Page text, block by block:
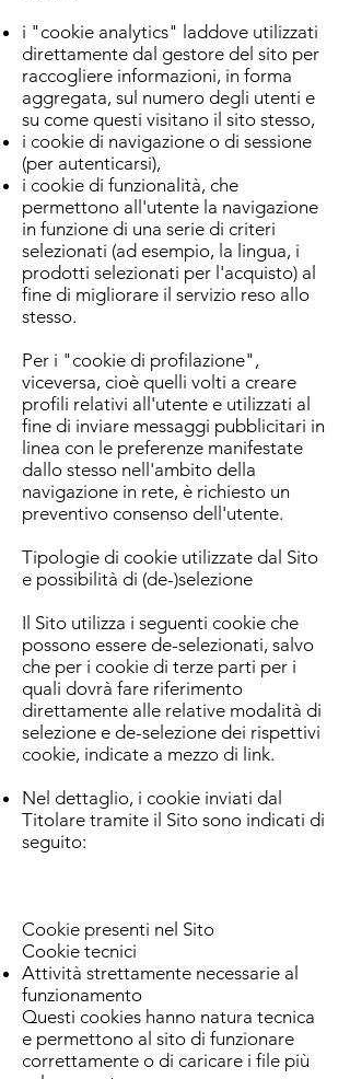
i "cookie analytics" laddove utilizzati
direttamente dal gestore del sito per
raccogliere informazioni, in forma
aggregata, sul numero degli utenti e
su come questi visitano il sito stesso,
i cookie di navigazione o di sessione
(per autenticarsi),
i cookie di funzionalità, che
permettono all'utente la navigazione
in funzione di una serie di criteri
selezionati (ad esempio, la lingua, i
prodotti selezionati per l'acquisto) al
fine di migliorare il servizio reso allo
stesso.
Per i "cookie di profilazione",
viceversa, cioè quelli volti a creare
profili relativi all'utente e utilizzati al
fine di inviare messaggi pubblicitari in
linea con le preferenze manifestate
dallo stesso nell'ambito della
navigazione in rete, è richiesto un
preventivo consenso dell'utente.
Tipologie di cookie utilizzate dal Sito
e possibilità di (de-)selezione
Il Sito utilizza i seguenti cookie che
possono essere de-selezionati, salvo
che per i cookie di terze parti per i
quali dovrà fare riferimento
direttamente alle relative modalità di
selezione e de-selezione dei rispettivi
cookie, indicate a mezzo di link.
Nel dettaglio, i cookie inviati dal
Titolare tramite il Sito sono indicati di
seguito:
Cookie presenti nel Sito
Cookie tecnici
Attività strettamente necessarie al
funzionamento
Questi cookies hanno natura tecnica
e permettono al sito di funzionare
correttamente o di caricare i file più